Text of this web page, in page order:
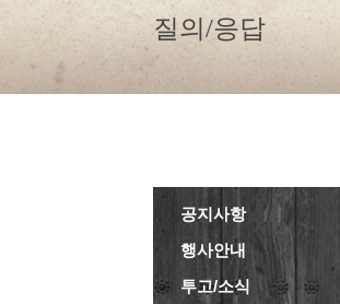
질의/응답
공지사항
행사안내
투고/소식